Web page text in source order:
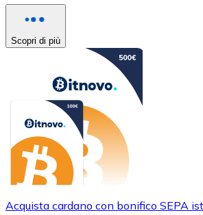
Scopri di più
Acquista cardano con bonifico SEPA